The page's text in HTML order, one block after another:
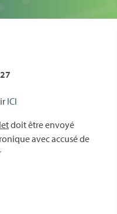
ICI
doit être envoyé
avec accusé de